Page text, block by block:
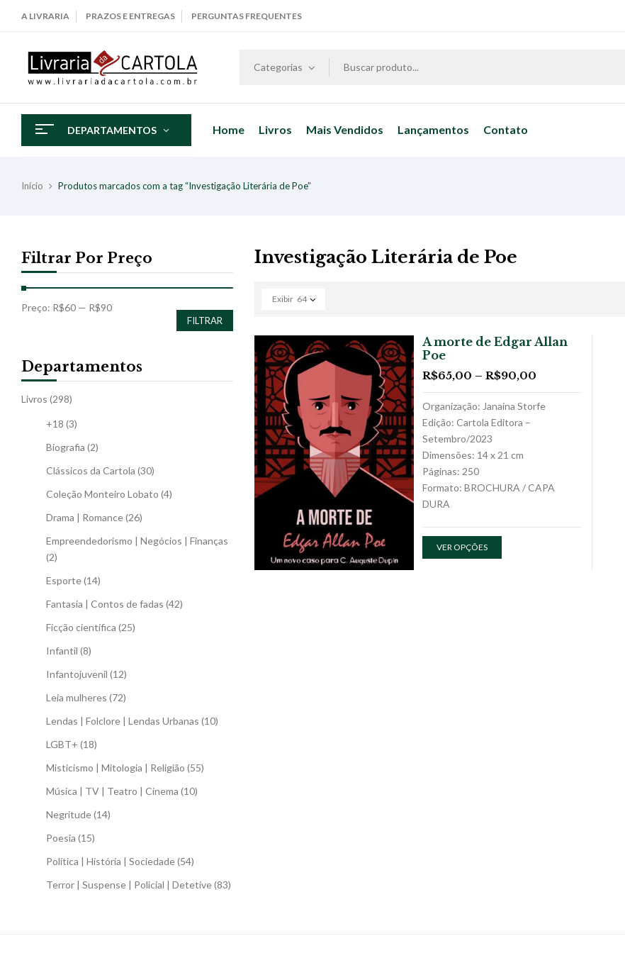
A LIVRARIA PRAZOS E ENTREGAS PERGUNTAS FREQUENTES
Categorias
DEPARTAMENTOS Home Livros Mais Vendidos Lançamentos Contato
Início Produtos marcados com a tag “Investigação Literária de Poe”
Filtrar Por Preço
FILTRAR
Preço: R$60 — R$90
Departamentos
Livros (298)
+18 (3)
Biografia (2)
Clássicos da Cartola (30)
Coleção Monteiro Lobato (4)
Drama | Romance(26)
Empreendedorismo | Negócios | Finanças
(2)
Esporte(14)
Fantasia | Contos de fadas (42)
Ficção científica (25)
Infantil (8)
Infantojuvenil (12)
Leia mulheres (72)
Lendas | Folclore | Lendas Urbanas (10)
LGBT+ (18)
Misticismo | Mitologia | Religião (55)
Música | TV | Teatro | Cinema (10)
Negritude(14)
Poesia (15)
Política | História | Sociedade(54)
Terror | Suspense | Policial | Detetive(83)
Investigação Literária de Poe
Exibir 64
A morte de Edgar Allan
Poe
R$65,00 – R$90,00
Organização: Janaina Storfe
Edição: Cartola Editora –
Setembro/2023
Dimensões: 14 x 21 cm
Páginas: 250
Formato: BROCHURA / CAPA
DURA
VER OPÇÕES